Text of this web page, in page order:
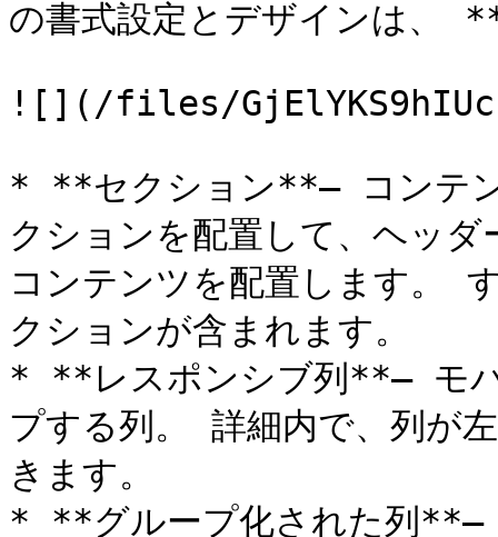
の書式設定とデザインは、
![](/files/
* **セクション**– コンテ
クションを配置して、ヘッ
コンテンツを配置します。
クションが含まれます。
* **レスポンシブ列**– モバ
プする列。 詳細内で、列が
きます。
* **グループ化された列**–